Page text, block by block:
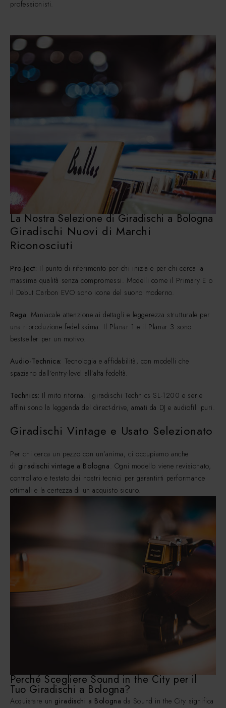
professionisti.
La Nostra Selezione di Giradischi a Bologna
Giradischi Nuovi di Marchi
Riconosciuti
Pro-Ject: Il punto di riferimento per chi inizia e per chi cerca la
massima qualità senza compromessi. Modelli come il Primary E o
il Debut Carbon EVO sono icone del suono moderno.
Rega: Maniacale attenzione ai dettagli e leggerezza strutturale per
una riproduzione fedelissima. Il Planar 1 e il Planar 3 sono
bestseller per un motivo.
Audio-Technica: Tecnologia e affidabilità, con modelli che
spaziano dall’entry-level all’alta fedeltà.
Technics: Il mito ritorna. I giradischi Technics SL-1200 e serie
affini sono la leggenda del direct-drive, amati da DJ e audiofili puri.
Giradischi Vintage e Usato Selezionato
Per chi cerca un pezzo con un’anima, ci occupiamo anche
di giradischi vintage a Bologna . Ogni modello viene revisionato,
controllato e testato dai nostri tecnici per garantirti performance
ottimali e la certezza di un acquisto sicuro.
Perché Scegliere Sound in the City per il
Tuo Giradischi a Bologna?
Acquistare un giradischi a Bologna da Sound in the City significa